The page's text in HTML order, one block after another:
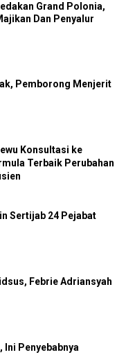
Grand Polonia,
Dan Penyalur
Pemborong Menjerit
Konsultasi ke
Terbaik Perubahan
Sertijab 24 Pejabat
Febrie Adriansyah
Ini Penyebabnya